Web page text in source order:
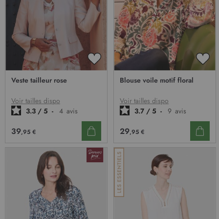
AJOUTER
D’ENVIE
Veste tailleur rose
Voir tailles dispo
3.3 / 5 - 4 avis
39,95 €
Blouse voile motif floral
Voir tailles dispo
3.7 / 5 - 9 avis
29,95 €